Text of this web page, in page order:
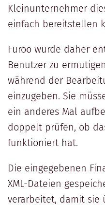
Kleinunternehmer
einfach bereitstellen
Furoo wurde daher
Benutzer zu
während der
einzugeben. Sie
ein anderes Mal
doppelt prüfen, ob
funktioniert hat.
Die eingegebenen
XML-Dateien
verarbeitet, damit sie